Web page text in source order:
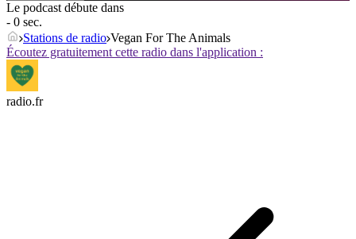
Le podcast débute dans
- 0 sec.
Stations de radio Vegan For The Animals
Écoutez gratuitement cette radio dans l'application :
radio.fr